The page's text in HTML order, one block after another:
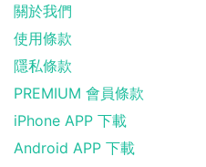
關於我們
使用條款
隱私條款
PREMIUM 會員條款
iPhone APP 下載
Android APP 下載